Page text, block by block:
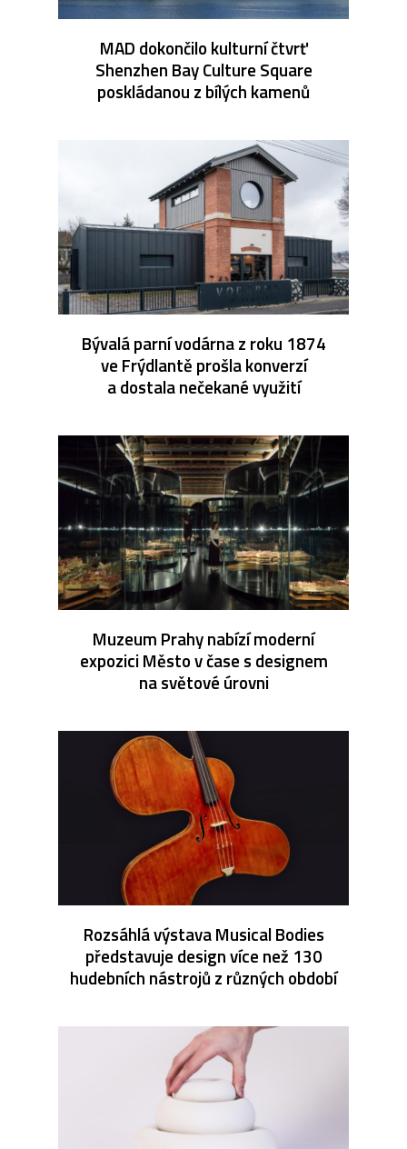
MAD dokončilo kulturní čtvrť
Shenzhen Bay Culture Square
poskládanou z bílých kamenů
Bývalá parní vodárna z roku 1874
ve Frýdlantě prošla konverzí
a dostala nečekané využití
Muzeum Prahy nabízí moderní
expozici Město v čase s designem
na světové úrovni
Rozsáhlá výstava Musical Bodies
představuje design více než 130
hudebních nástrojů z různých období